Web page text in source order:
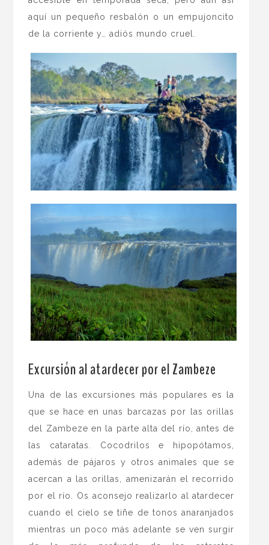
aquí un pequeño resbalón o un empujoncito
de la corriente y… adiós mundo cruel.
Excursión al atardecer por el Zambeze
Una de las excursiones más populares es la
que se hace en unas barcazas por las orillas
del Zambeze en la parte alta del río, antes de
las cataratas. Cocodrilos e hipopótamos,
además de pájaros y otros animales que se
acercan a las orillas, amenizarán el recorrido
por el río. Os aconsejo realizarlo al atardecer
cuando el cielo se tiñe de tonos anaranjados
mientras un poco más adelante se ven surgir